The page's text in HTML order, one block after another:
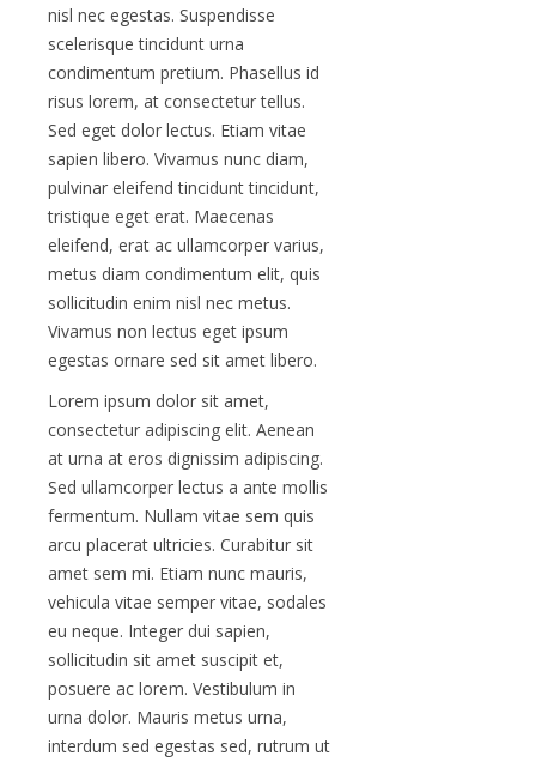
nisl nec egestas. Suspendisse
scelerisque tincidunt urna
condimentum pretium. Phasellus id
risus lorem, at consectetur tellus.
Sed eget dolor lectus. Etiam vitae
sapien libero. Vivamus nunc diam,
pulvinar eleifend tincidunt tincidunt,
tristique eget erat. Maecenas
eleifend, erat ac ullamcorper varius,
metus diam condimentum elit, quis
sollicitudin enim nisl nec metus.
Vivamus non lectus eget ipsum
egestas ornare sed sit amet libero.
Lorem ipsum dolor sit amet,
consectetur adipiscing elit. Aenean
at urna at eros dignissim adipiscing.
Sed ullamcorper lectus a ante mollis
fermentum. Nullam vitae sem quis
arcu placerat ultricies. Curabitur sit
amet sem mi. Etiam nunc mauris,
vehicula vitae semper vitae, sodales
eu neque. Integer dui sapien,
sollicitudin sit amet suscipit et,
posuere ac lorem. Vestibulum in
urna dolor. Mauris metus urna,
interdum sed egestas sed, rutrum ut